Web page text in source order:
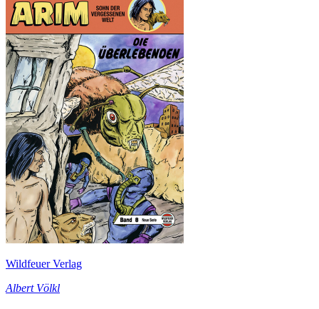
Wildfeuer Verlag
Albert Völkl